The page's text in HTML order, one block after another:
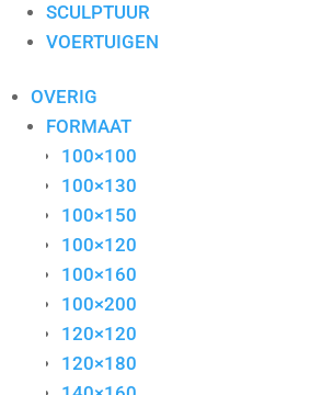
SCULPTUUR
VOERTUIGEN
OVERIG
FORMAAT
100×100
100×130
100×150
100×120
100×160
100×200
120×120
120×180